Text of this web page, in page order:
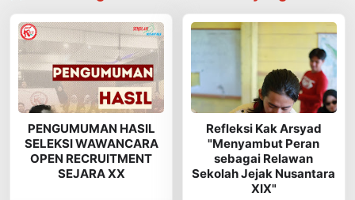
PENGUMUMAN HASIL
SELEKSI WAWANCARA
OPEN RECRUITMENT
SEJARA XX
Refleksi Kak Arsyad
"Menyambut Peran
sebagai Relawan
Sekolah Jejak Nusantara
XIX"